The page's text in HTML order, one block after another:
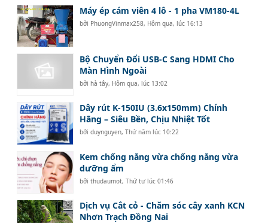
Máy ép cám viên 4 lô - 1 pha VM180-4L
bởi PhuongVinmax258, Hôm qua, lúc 16:13
Bộ Chuyển Đổi USB-C Sang HDMI Cho
Màn Hình Ngoài
bởihà tây, Hôm qua, lúc 13:02
Dây rút K-150IU (3.6x150mm) Chính
Hãng – Siêu Bền, Chịu Nhiệt Tốt
bởiduynguyen,Thứ năm lúc 10:22
Kem chống nắng vừa chống nắng vừa
dưỡng ẩm
bởithudaumot,Thứ tư lúc 01:46
Dịch vụ Cắt cỏ - Chăm sóc cây xanh KCN
Nhơn Trạch Đồng Nai